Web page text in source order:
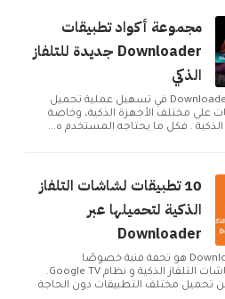
مجموعة أكواد تطبيقات
Downloader جديدة للتلفاز
الذكي
ساهم تطبيق Downloader في تسهيل عملية تحميل
على مختلف الأجهزة الذكية، وخاصة
. فكل ما يحتاجه المستخدم ه...
10 تطبيقات لشاشات التلفاز
الذكية لتحميلها عبر
Downloader
إن بُريمج Downloader هو تحفة فنية خصوصًا
لمستخدمي شاشات التلفاز الذكية و نظام Google TV.
تحميل مختلف التطبيقات دون الحاجة